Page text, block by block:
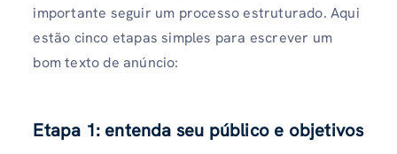
importante seguir um processo estruturado. Aqui
estão cinco etapas simples para escrever um
bom texto de anúncio:
Etapa 1: entenda seu público e objetivos